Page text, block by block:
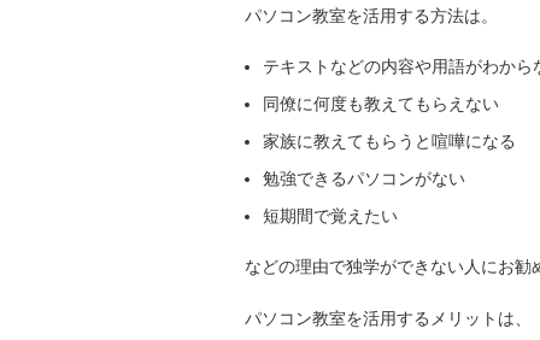
パソコン教室を活用する方法は。
テキストなどの内容や用語がわから
同僚に何度も教えてもらえない
家族に教えてもらうと喧嘩になる
勉強できるパソコンがない
短期間で覚えたい
などの理由で独学ができない人にお勧
パソコン教室を活用するメリットは、